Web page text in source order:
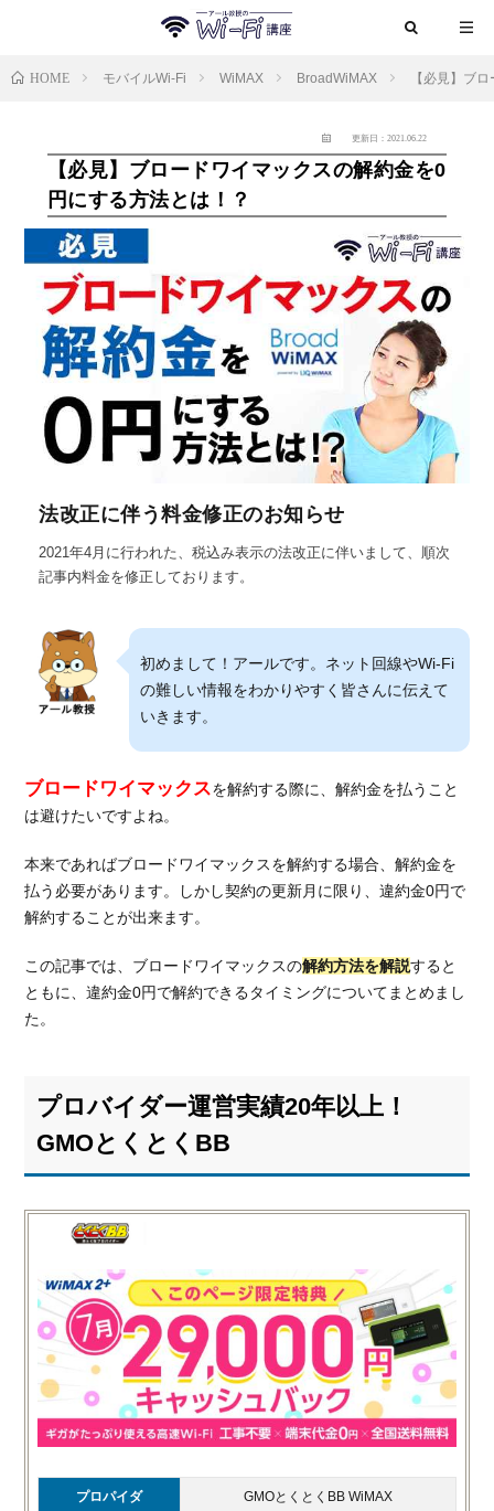
HOME モバイルWi-Fi WiMAX BroadWiMAX 【必見】ブ
更新日：2021.06.22
【必見】ブロードワイマックスの解約金を0
円にする方法とは！？
法改正に伴う料金修正のお知らせ
2021年4月に行われた、税込み表示の法改正に伴いまして、順次
記事内料金を修正しております。
初めまして！アールです。ネット回線やWi-Fi
の難しい情報をわかりやすく皆さんに伝えて
いきます。
ブロードワイマックスを解約する際に、解約金を払うこと
は避けたいですよね。
本来であればブロードワイマックスを解約する場合、解約金を
払う必要があります。しかし契約の更新月に限り、違約金0円で
解約することが出来ます。
この記事では、ブロードワイマックスの解約方法を解説すると
ともに、違約金0円で解約できるタイミングについてまとめまし
た。
プロバイダー運営実績20年以上！
GMOとくとくBB
プロパイダ GMOとくとくBB WiMAX